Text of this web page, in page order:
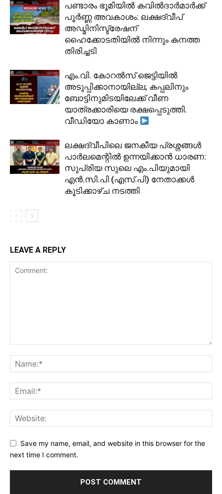
പണ്ടാരം ഭൂമിയിൽ കവിൽദാർമാർക്ക്
പൂർണ്ണ അവകാശം: ലക്ഷദ്വീപ്
അഡ്മിനിസ്ട്രേഷന്
ഹൈക്കോടതിയിൽ നിന്നും കനത്ത
തിരിച്ചടി
​എം.വി. കോറൽസ് ജെട്ടിയിൽ
അടുപ്പിക്കാനായില്ല; കപ്പലിനും
ബോട്ടിനുമിടയിലേക്ക് വീണ
യാത്രക്കാരിയെ രക്ഷപ്പെടുത്തി.
വീഡിയോ കാണാം
ലക്ഷദ്വീപിലെ ജനകീയ പ്രശ്നങ്ങൾ
പാർലമെന്റിൽ ഉന്നയിക്കാൻ ധാരണ:
സുപ്രിയ സുലെ എം.പിയുമായി
എൻ.സി.പി (എസ്.പി) നേതാക്കൾ
കൂടിക്കാഴ്ച നടത്തി
LEAVE A REPLY
Save my name, email, and website in this browser for the
next time I comment.